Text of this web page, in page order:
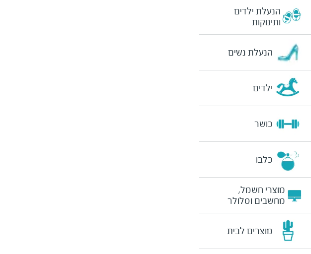
הנעלת ילדים
ותינוקות
הנעלת נשים
ילדים
כושר
כלבו
מוצרי חשמל,
מחשבים וסלולר
מוצרים לבית